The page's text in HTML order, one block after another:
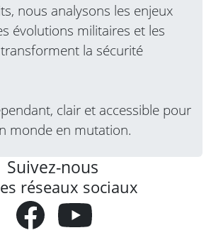
nous analysons les enjeux
évolutions militaires et les
la sécurité
clair et accessible pour
monde en mutation.
Suivez-nous
réseaux sociaux